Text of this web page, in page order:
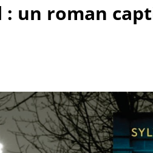
: un roman